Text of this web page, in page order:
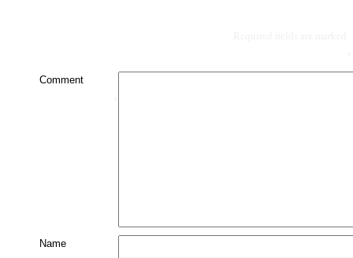
Comment
Name